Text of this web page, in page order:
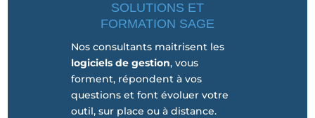
SOLUTIONS ET
FORMATION SAGE
Nos consultants maitrisent les
logiciels de gestion, vous
forment, répondent à vos
questions et font évoluer votre
outil, sur place ou à distance.